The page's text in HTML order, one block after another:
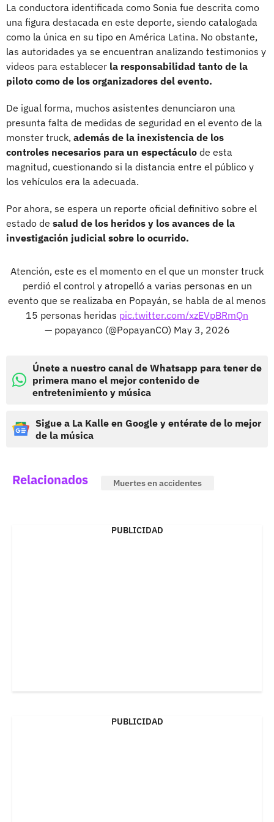
La conductora identificada como Sonia fue descrita como
una figura destacada en este deporte, siendo catalogada
como la única en su tipo en América Latina. No obstante,
las autoridades ya se encuentran analizando testimonios y
videos para establecer la responsabilidad tanto de la
piloto como de los organizadores del evento.
De igual forma, muchos asistentes denunciaron una
presunta falta de medidas de seguridad en el evento de la
monster truck, además de la inexistencia de los
controles necesarios para un espectáculo de esta
magnitud, cuestionando si la distancia entre el público y
los vehículos era la adecuada.
Por ahora, se espera un reporte oficial definitivo sobre el
estado de salud de los heridos y los avances de la
investigación judicial sobre lo ocurrido.
Atención, este es el momento en el que un monster truck
perdió el control y atropelló a varias personas en un
evento que se realizaba en Popayán, se habla de al menos
15 personas heridas pic.twitter.com/xzEVpBRmQn
— popayanco (@PopayanCO) May 3, 2026
Únete a nuestro canal de Whatsapp para tener de
primera mano el mejor contenido de
entretenimiento y música
Sigue a La Kalle en Google y entérate de lo mejor
de la música
Relacionados Muertes en accidentes
PUBLICIDAD
PUBLICIDAD